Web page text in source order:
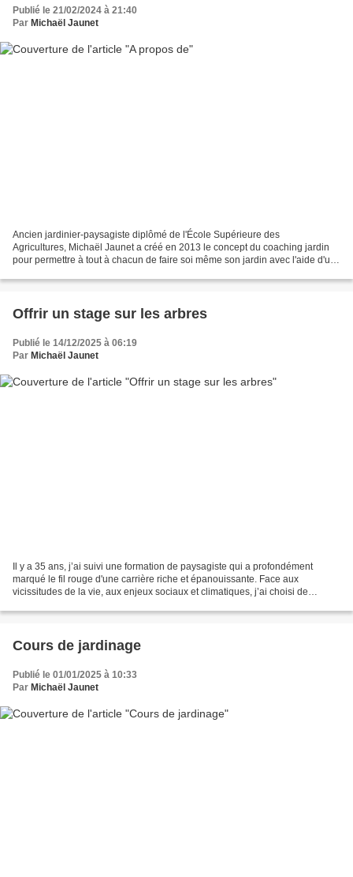
Publié le 21/02/2024 à 21:40
Par Michaël Jaunet
Ancien jardinier-paysagiste diplômé de l'École Supérieure des
Agricultures, Michaël Jaunet a créé en 2013 le concept du coaching jardin
pour permettre à tout à chacun de faire soi même son jardin avec l'aide d'un
Offrir un stage sur les arbres
Publié le 14/12/2025 à 06:19
Par Michaël Jaunet
Il y a 35 ans, j’ai suivi une formation de paysagiste qui a profondément
marqué le fil rouge d'une carrière riche et épanouissante. Face aux
vicissitudes de la vie, aux enjeux sociaux et climatiques, j’ai choisi de
Cours de jardinage
Publié le 01/01/2025 à 10:33
Par Michaël Jaunet